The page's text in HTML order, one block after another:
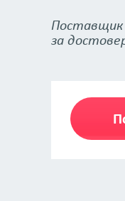
за